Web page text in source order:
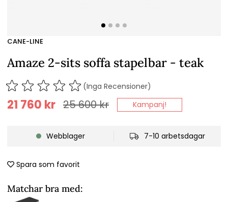
CANE-LINE
Amaze 2-sits soffa stapelbar - teak
(Inga Recensioner)
25 600kr
21 760 kr Kampanj!
Webblager 7-10 arbetsdagar
Spara som favorit
Matchar bra med: